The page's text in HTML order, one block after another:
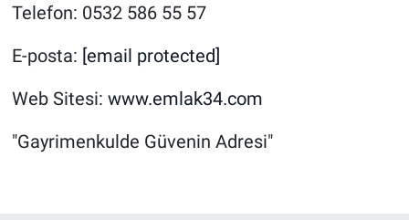
Telefon: 0532 586 55 57
E-posta: [email protected]
Web Sitesi: www.emlak34.com
"Gayrimenkulde Güvenin Adresi"